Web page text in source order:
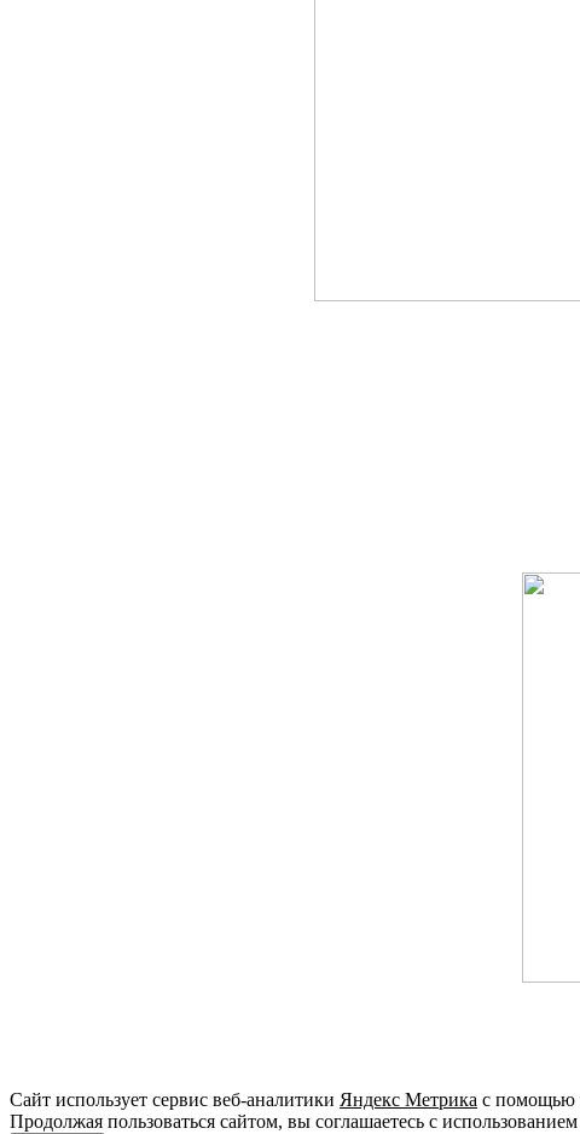
Сайт использует сервис веб-аналитики Яндекс Метрика с помощью
Продолжая пользоваться сайтом, вы соглашаетесь с